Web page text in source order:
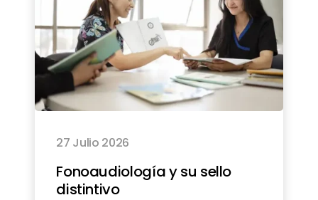
27 Julio 2026
Fonoaudiología y su sello
distintivo